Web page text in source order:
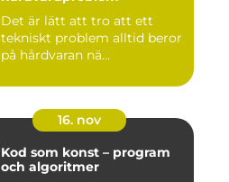
Det är lätt att tro att ett
tekniskt problem alltid beror
på hårdvaran nä...
16. nov
Kod som konst – program
och algoritmer